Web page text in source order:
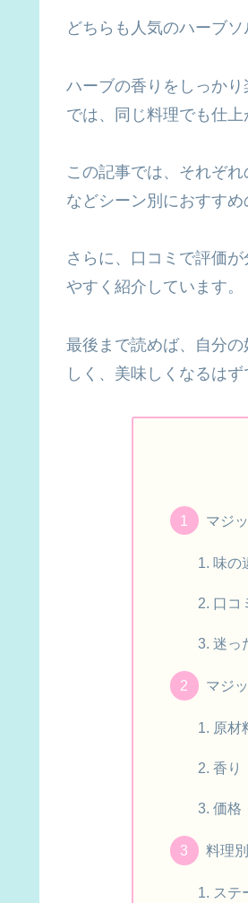
どちらも人気のハーブ
ハーブの香りをしっか
では、同じ料理でも仕上
この記事では、それぞ
などシーン別におすすめ
さらに、口コミで評価
やすく紹介しています。
最後まで読めば、自分
しく、美味しくなるはず
マジ
味の
口コ
迷っ
マジ
原材
香り
価格
料理
ステ